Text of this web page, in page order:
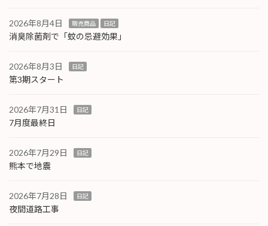
2026年8月4日 販売商品 日記
消臭除菌剤で「蚊の忌避効果」
2026年8月3日 日記
第3期スタート
2026年7月31日 日記
7月度最終日
2026年7月29日 日記
熊本で地震
2026年7月28日 日記
夜間道路工事